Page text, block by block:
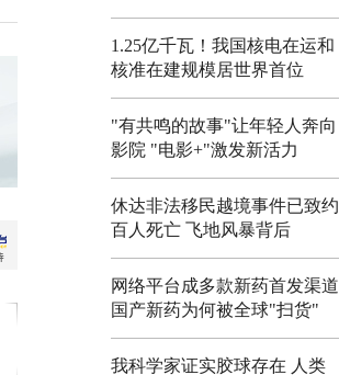
1.25亿千瓦！我国核电在运和
核准在建规模居世界首位
"有共鸣的故事"让年轻人奔向
影院 "电影+"激发新活力
休达非法移民越境事件已致约
百人死亡 飞地风暴背后
网络平台成多款新药首发渠道
国产新药为何被全球"扫货"
我科学家证实胶球存在 人类